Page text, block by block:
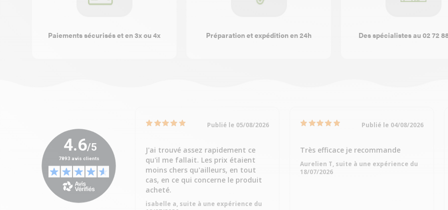
Paiements sécurisés et en 3x ou 4x Préparation et expédition en 24h Des spécialistes au 02 72
Publié le 05/08/2026
J'ai trouvé assez rapidement ce
qu'il me fallait. Les prix étaient
moins chers qu'ailleurs, en tout
cas, en ce qui concerne le produit
acheté.
isabelle a, suite à une expérience du
Publié le 04/08/2026
Très efficace je recommande
Aurelien T, suite à une expérience du
18/07/2026